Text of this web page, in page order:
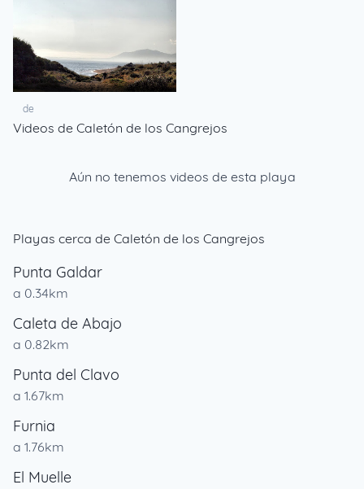
de
Videos de Caletón de los Cangrejos
Aún no tenemos videos de esta playa
Playas cerca de Caletón de los Cangrejos
Punta Galdar
a 0.34km
Caleta de Abajo
a 0.82km
Punta del Clavo
a 1.67km
Furnia
a 1.76km
El Muelle